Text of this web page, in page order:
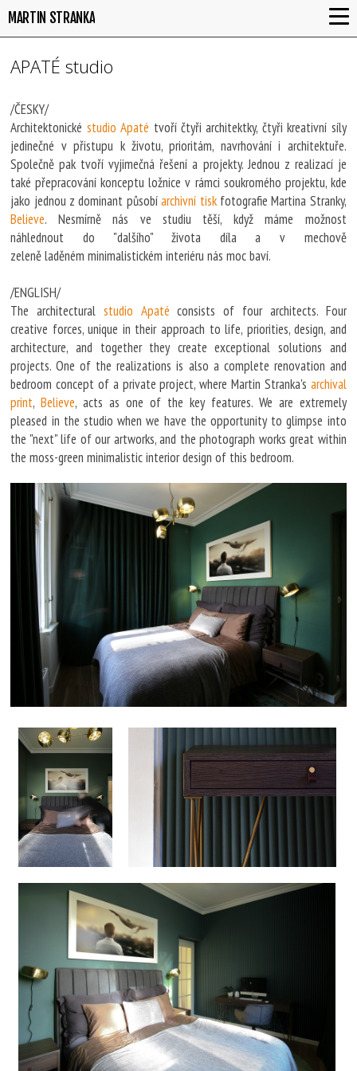
MARTIN STRANKA
APATÉ studio
/ČESKY/
Architektonické studio Apaté tvoří čtyři architektky, čtyři kreativní síly
jedinečné v přistupu k životu, prioritám, navrhování i architektuře.
Společně pak tvoří vyjimečná řešení a projekty. Jednou z realizací je
také přepracování konceptu ložnice v rámci soukromého projektu, kde
jako jednou z dominant působíarchivní tiskfotografie Martina Stranky,
Believe. Nesmírně nás ve studiu těší, když máme možnost
náhlednout do "dalšího" života díla a v mechově
zeleně laděném minimalistickém interiéru nás moc baví.
/ENGLISH/
The architectural studio Apaté consists of four architects. Four
creative forces, unique in their approach to life, priorities, design, and
architecture, and together they create exceptional solutions and
projects. One of the realizations is also a complete renovation and
bedroom concept of a private project, where Martin Stranka's archival
print,Believe, acts as one of the key features. We are extremely
pleased in the studio when we have the opportunity to glimpse into
the "next" life of our artworks, and the photograph works great within
the moss-green minimalistic interior design of this bedroom.